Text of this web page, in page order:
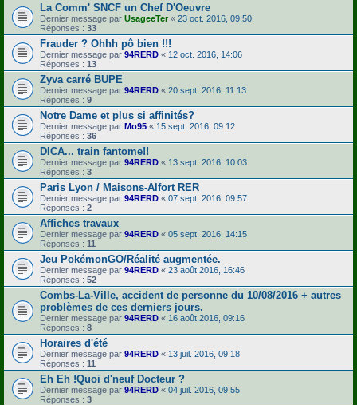
La Comm' SNCF un Chef D'Oeuvre
Dernier message par UsageeTer « 23 oct. 2016, 09:50
Réponses : 33
Frauder ? Ohhh pô bien !!!
Dernier message par 94RERD « 12 oct. 2016, 14:06
Réponses : 13
Zyva carré BUPE
Dernier message par 94RERD « 20 sept. 2016, 11:13
Réponses : 9
Notre Dame et plus si affinités?
Dernier message par Mo95 « 15 sept. 2016, 09:12
Réponses : 36
DICA... train fantome!!
Dernier message par 94RERD « 13 sept. 2016, 10:03
Réponses : 3
Paris Lyon / Maisons-Alfort RER
Dernier message par 94RERD « 07 sept. 2016, 09:57
Réponses : 2
Affiches travaux
Dernier message par 94RERD « 05 sept. 2016, 14:15
Réponses : 11
Jeu PokémonGO/Réalité augmentée.
Dernier message par 94RERD « 23 août 2016, 16:46
Réponses : 52
Combs-La-Ville, accident de personne du 10/08/2016 + autres
problèmes de ces derniers jours.
Dernier message par 94RERD « 16 août 2016, 09:16
Réponses : 8
Horaires d'été
Dernier message par 94RERD « 13 juil. 2016, 09:18
Réponses : 11
Eh Eh !Quoi d'neuf Docteur ?
Dernier message par 94RERD « 04 juil. 2016, 09:55
Réponses : 3